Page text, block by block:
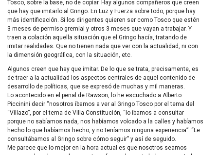
Tosco, sobre la base, no de copiar. Hay algunos compañeros que creen
que hay que imitarlo al Gringo. En Luz y Fuerza sobre todo, porque hay
más identificación. Si los dirigentes quieren ser como Tosco que estén
3 meses de permiso gremial y otros 3 meses que vayan a trabajar. Y
traen a colación aquella situación que el Gringo hacía, tratando de
imitar realidades. Que no tienen nada que ver con la actualidad, ni con
la dimensión geográfica, con la situación, etc.
Algunos creen que hay que imitar. De lo que se trata, precisamente, es
de traer a la actualidad los aspectos centrales de aquel contenido de
desarrollo de políticas, que se expresó de muchas y mil maneras.
Lo acontecido en el penal de Rawson, lo he escuchado a Alberto
Piccinini decir “nosotros íbamos a ver al Gringo Tosco por el tema del
“Villazo”, por el tema de Villa Constitución, “lo íbamos a consultar
porque no sabíamos nada, nos habíamos volcado a la calles y habíamos
hecho lo que habíamos hecho, y no teníamos ninguna experiencia”. “Le
consultábamos al Gringo sobre cómo seguir” y así de seguido.
Me parece que lo mejor en la hora actual es que nosotros seamos